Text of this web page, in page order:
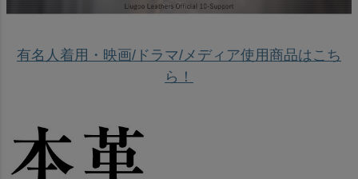
有名人着用・映画/ドラマ/メディア使用商品はこち
ら！